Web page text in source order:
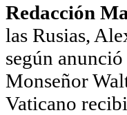
Redacción
las Rusias,
según
Monseñor
Vaticano